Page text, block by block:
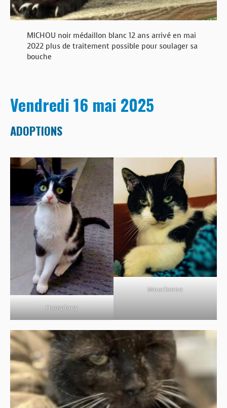
MICHOU noir médaillon blanc 12 ans arrivé en mai
2022 plus de traitement possible pour soulager sa
bouche
Vendredi 16 mai 2025
ADOPTIONS
Humphrey
Moucheron